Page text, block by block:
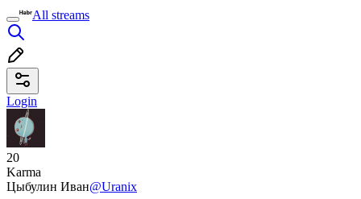
All streams
Login
20
Karma
Цыбулин Иван@Uranix